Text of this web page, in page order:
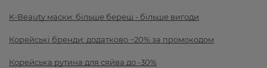
K-Beauty маски: більше береш - більше вигоди
Корейські бренди: додатково −20% за промокодом
Корейська рутина для сяйва до -30%